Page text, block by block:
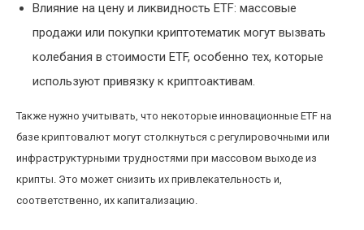
Влияние на цену и ликвидность ETF: массовые
продажи или покупки криптотематик могут вызвать
колебания в стоимости ETF, особенно тех, которые
используют привязку к криптоактивам.
Также нужно учитывать, что некоторые инновационные ETF на
базе криптовалют могут столкнуться с регулировочными или
инфраструктурными трудностями при массовом выходе из
крипты. Это может снизить их привлекательность и,
соответственно, их капитализацию.